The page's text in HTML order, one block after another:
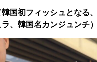
国初フィッシュとなる
ラ、韓国名カンジュンチ）